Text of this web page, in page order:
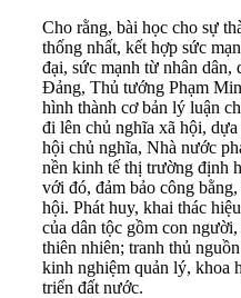
Cho rằng, bài học cho sự
thống nhất, kết hợp sức
đại, sức mạnh từ nhân dân,
Đảng, Thủ tướng Phạm
hình thành cơ bản lý luận
đi lên chủ nghĩa xã hội,
hội chủ nghĩa, Nhà nước
nền kinh tế thị trường định
với đó, đảm bảo công
hội. Phát huy, khai thác
của dân tộc gồm con
thiên nhiên; tranh thủ
kinh nghiệm quản lý, khoa
triển đất nước.